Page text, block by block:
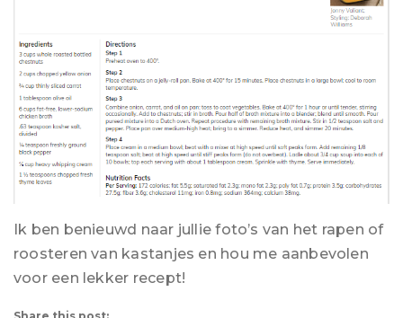
Ik ben benieuwd naar jullie foto’s van het rapen of
roosteren van kastanjes en hou me aanbevolen
voor een lekker recept!